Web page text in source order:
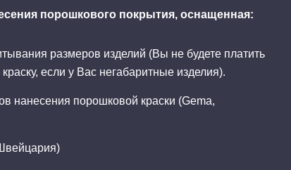
порошкового покрытия, оснащенная:
размеров изделий (Вы не будете платить
если у Вас негабаритные изделия).
нанесения порошковой краски (Gema,